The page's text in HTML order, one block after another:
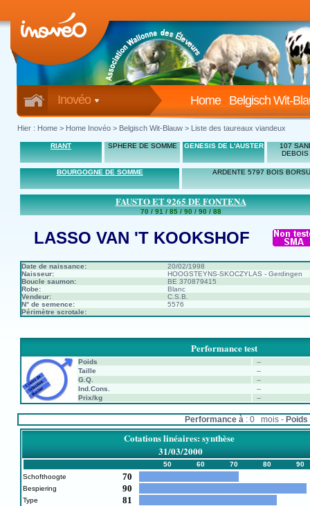
Inovéo Belgisch Wit-
Home
Hier : Home > Home Inovéo > Belgisch Wit-Blauw > Liste des taureaux viandeux
RIANT SPHERE DE SOMME GENESIS DE L'AUSTER
107
DEBOIS
BOURGOGNE DE SOMME ARDENTE 5797 BOIS BORSU
FAUSTO ET 9265 DE FONTENA
70 / 91 / 85 / 90 / 90 / 88
LASSO VAN 'T KOOKSHOF
Date de naissance:
20/02/1998
Naisseur:
HOOGSTEYNS-SKOCZYLAS - Gerdingen
Boucle saumon:
BE 370879415
Robe:
Blanc
Vendeur:
C.S.B.
N° de semence:
5576
Périmètre scrotale:
Performance test
Poids
--
Taille
--
G.Q.
--
Ind.Cons.
--
Prix/kg
--
Performance à : 0 mois - Poids
Cotations linéaires: synthèse
31/03/2000
50 60 70 80
90
Schofthoogte
70
Bespiering 90
Type 81